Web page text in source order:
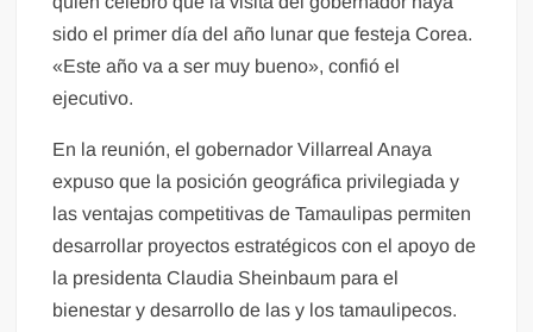
sido el primer día del año lunar que festeja Corea.
«Este año va a ser muy bueno», confió el
ejecutivo.
En la reunión, el gobernador Villarreal Anaya
expuso que la posición geográfica privilegiada y
las ventajas competitivas de Tamaulipas permiten
desarrollar proyectos estratégicos con el apoyo de
la presidenta Claudia Sheinbaum para el
bienestar y desarrollo de las y los tamaulipecos.